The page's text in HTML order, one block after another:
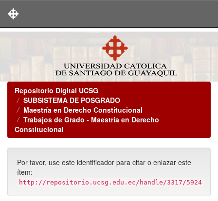
Repositorio Digital UCSG
SUBSISTEMA DE POSGRADO
Maestría en Derecho Constitucional
Trabajos de Grado - Maestría en Derecho
Constitucional
Por favor, use este identificador para citar o enlazar este
ítem:
http://repositorio.ucsg.edu.ec/handle/3317/5924